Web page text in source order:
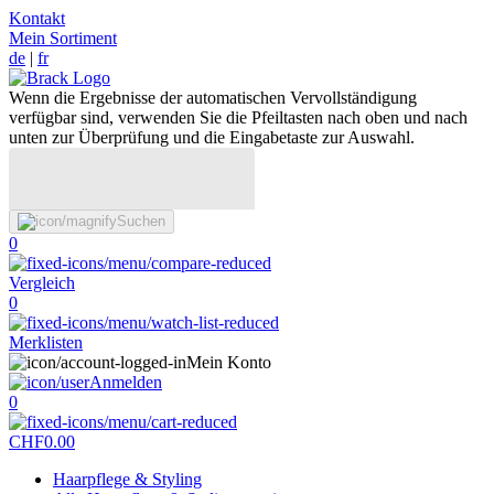
Kontakt
Mein Sortiment
de | fr
Wenn die Ergebnisse der automatischen Vervollständigung
verfügbar sind, verwenden Sie die Pfeiltasten nach oben und nach
unten zur Überprüfung und die Eingabetaste zur Auswahl.
Suchen
0
Vergleich
0
Merklisten
Mein Konto
Anmelden
0
CHF0.00
Haarpflege & Styling